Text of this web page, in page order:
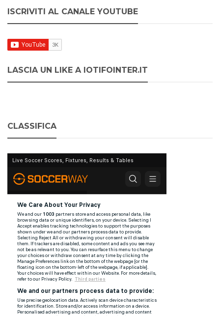
ISCRIVITI AL CANALE YOUTUBE
LASCIA UN LIKE A IOTIFOINTER.IT
CLASSIFICA